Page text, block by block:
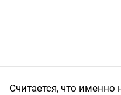
Считается, что именно